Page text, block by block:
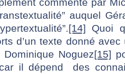
auquel
[14] Quoi
d’un texte donné
Dominique Noguez[15]
il dépend des